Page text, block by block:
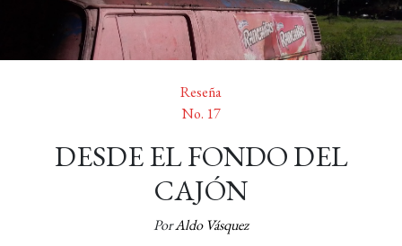
Reseña
No. 17
DESDE EL FONDO DEL
CAJÓN
PorAldo Vásquez